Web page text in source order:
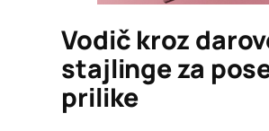
Vodič kroz
stajlinge za
prilike